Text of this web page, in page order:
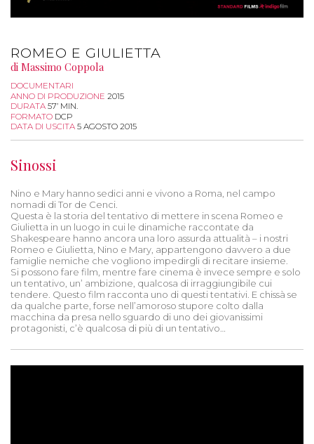
ROMEO E GIULIETTA
di Massimo Coppola
DOCUMENTARI
ANNO DI PRODUZIONE 2015
DURATA 57’ MIN.
FORMATO DCP
DATA DI USCITA 5 AGOSTO 2015
Sinossi
Nino e Mary hanno sedici anni e vivono a Roma, nel campo
nomadi di Tor de Cenci.
Questa è la storia del tentativo di mettere in scena Romeo e
Giulietta in un luogo in cui le dinamiche raccontate da
Shakespeare hanno ancora una loro assurda attualità – i nostri
Romeo e Giulietta, Nino e Mary, appartengono davvero a due
famiglie nemiche che vogliono impedirgli di recitare insieme.
Si possono fare film, mentre fare cinema è invece sempre e solo
un tentativo, un’ ambizione, qualcosa di irraggiungibile cui
tendere. Questo film racconta uno di questi tentativi. E chissà se
da qualche parte, forse nell’amoroso stupore colto dalla
macchina da presa nello sguardo di uno dei giovanissimi
protagonisti, c’è qualcosa di più di un tentativo…